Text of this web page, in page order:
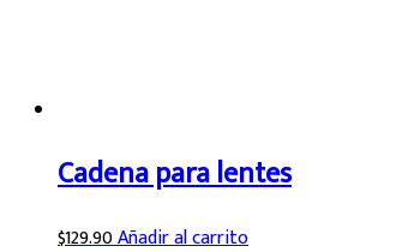
Cadena para lentes
$129.90Añadir al carrito